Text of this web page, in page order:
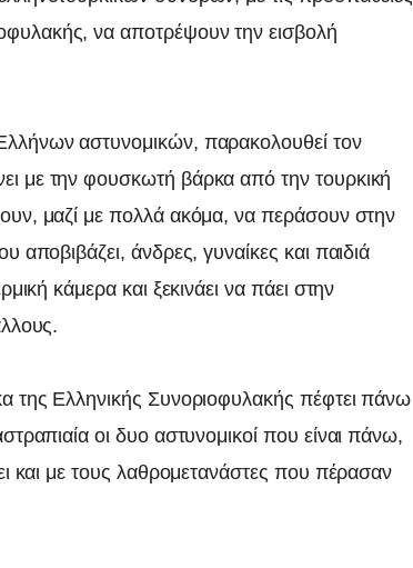
να αποτρέψουν την εισβολή
αστυνομικών, παρακολουθεί τον
με την φουσκωτή βάρκα από την τουρκική
μαζί με πολλά ακόμα, να περάσουν στην
αποβιβάζει, άνδρες, γυναίκες και παιδιά
κάμερα και ξεκινάει να πάει στην
της Ελληνικής Συνοριοφυλακής πέφτει πάνω
οι δυο αστυνομικοί που είναι πάνω,
και με τους λαθρομετανάστες που πέρασαν